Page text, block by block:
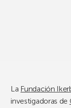
La Fundación
investigadoras de